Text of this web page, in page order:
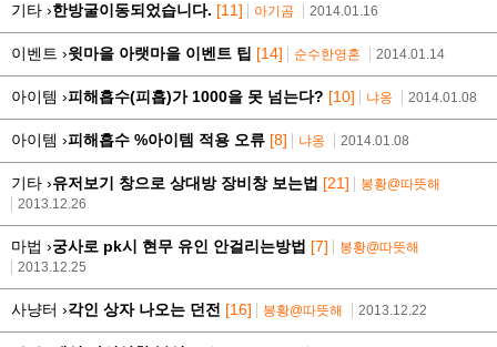
기타 ›한방굴이동되었습니다. [11] 아기곰 2014.01.16
이벤트 ›윗마을 아랫마을 이벤트 팁 [14] 순수한영혼 2014.01.14
아이템 ›피해흡수(피흡)가 1000을 못 넘는다? [10] 냐옹 2014.01.08
아이템 ›피해흡수 %아이템 적용 오류 [8] 냐옹 2014.01.08
기타 ›유저보기 창으로 상대방 장비창 보는법 [21]
봉황@따뜻해
2013.12.26
마법 ›궁사로 pk시 현무 유인 안걸리는방법 [7]
봉황@따뜻해
2013.12.25
사냥터 ›각인 상자 나오는 던전 [16] 봉황@따뜻해 2013.12.22